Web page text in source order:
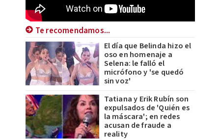
Te recomendamos...
El día que Belinda hizo el
oso en homenaje a
Selena: le falló el
micrófono y 'se quedó
sin voz'
Tatiana y Erik Rubín son
expulsados de 'Quién es
la máscara'; en redes
acusan de fraude a
reality